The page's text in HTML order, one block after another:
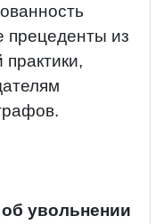
прецеденты из
увольнении